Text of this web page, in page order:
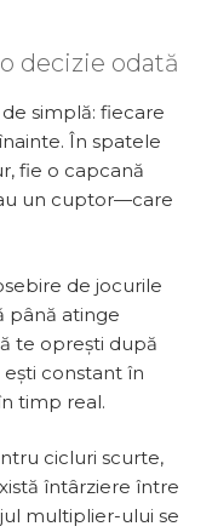
decizie odată
simplă: fiecare
În spatele
fie o capcană
un cuptor—care
de jocurile
până atinge
te oprești după
constant în
timp real.
cicluri scurte,
întârziere între
multiplier-ului se